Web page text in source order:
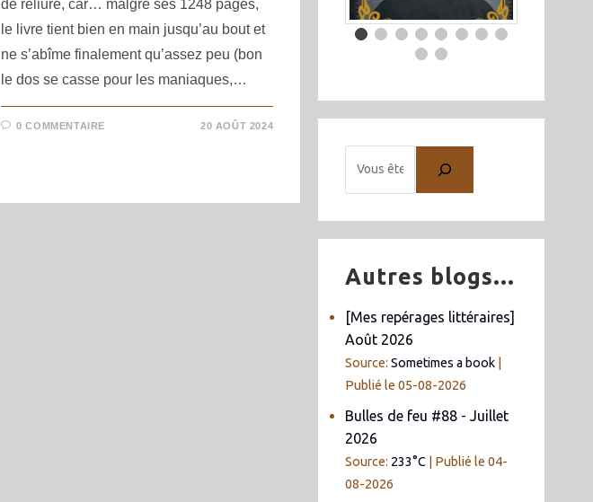
de reliure, car… malgré ses 1248 pages,
le livre tient bien en main jusqu’au bout et
ne s’abîme finalement qu’assez peu (bon
le dos se casse pour les maniaques,…
0 COMMENTAIRE 20 AOÛT 2024
Autres blogs...
[Mes repérages littéraires]
Août 2026
Source:Sometimes a book
Publié le 05-08-2026
Bulles de feu #88 - Juillet
2026
Source: 233°C
Publié le 04-
08-2026